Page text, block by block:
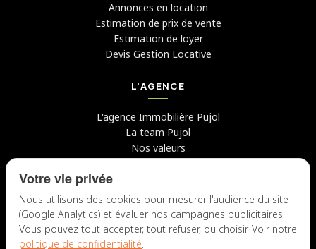
Annonces en location
Estimation de prix de vente
Estimation de loyer
Devis Gestion Locative
L'AGENCE
L'agence Immobilière Pujol
La team Pujol
Nos valeurs
Avis clients
Candidater chez nous
NOUS CONTACTER
Votre vie privée
Nous utilisons des cookies pour mesurer l'audience du site
(Google Analytics) et évaluer nos campagnes publicitaires.
Vous pouvez tout accepter, tout refuser, ou choisir. Voir notre
politique de confidentialité.